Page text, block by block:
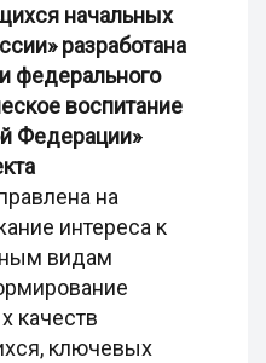
начальных
разработана
федерального
воспитание
Федерации»
на
интереса к
видам
качеств
ключевых